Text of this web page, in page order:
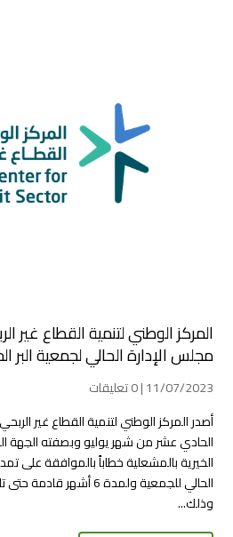
المركز الوطني لتنمية القطاع غير
مجلس الإدارة الحالي لجمعية البر
11/07/2023 | 0 تعليقات
أصدر المركز الوطني لتنمية القطاع غير
الحادي عشر من شهر يوليو وبصفته الجهة
الخيرية بالمشعلية خطاباً بالموافقة على
وذلك...